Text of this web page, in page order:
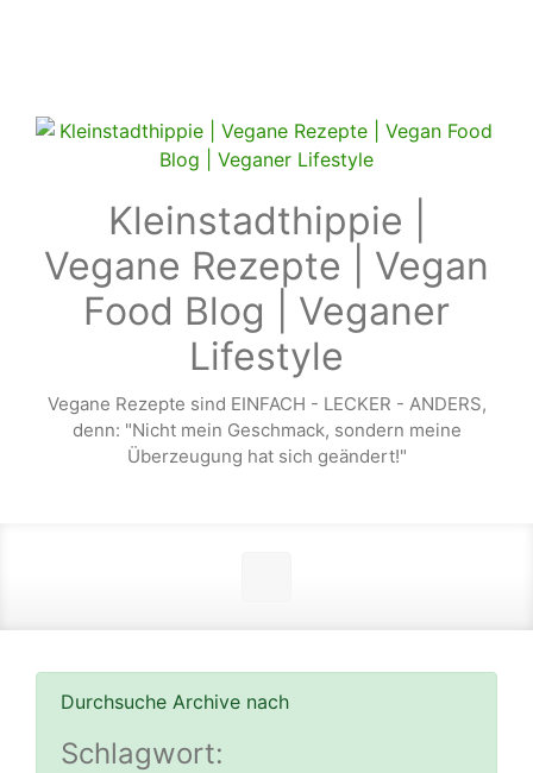
Kleinstadthippie |
Vegane Rezepte | Vegan
Food Blog | Veganer
Lifestyle
Vegane Rezepte sind EINFACH - LECKER - ANDERS,
denn: "Nicht mein Geschmack, sondern meine
Überzeugung hat sich geändert!"
Durchsuche Archive nach
Schlagwort: